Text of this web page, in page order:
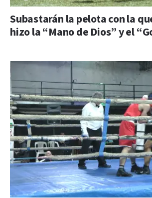
Subastarán la pelota con la
hizo la “Mano de Dios” y el